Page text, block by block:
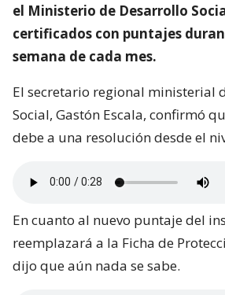
el Ministerio de Desarrollo
certificados con puntajes
semana de cada mes.
El secretario regional ministerial
Social, Gastón Escala, confirmó
debe a una resolución desde el
En cuanto al nuevo puntaje del
reemplazará a la Ficha de
dijo que aún nada se sabe.